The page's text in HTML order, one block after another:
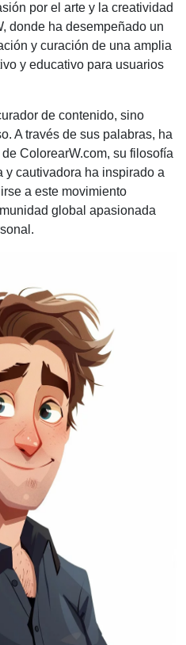
por el arte y la creatividad
donde ha desempeñado un
y curación de una amplia
y educativo para usuarios
de contenido, sino
A través de sus palabras, ha
ColorearW.com, su filosofía
y cautivadora ha inspirado a
a este movimiento
global apasionada